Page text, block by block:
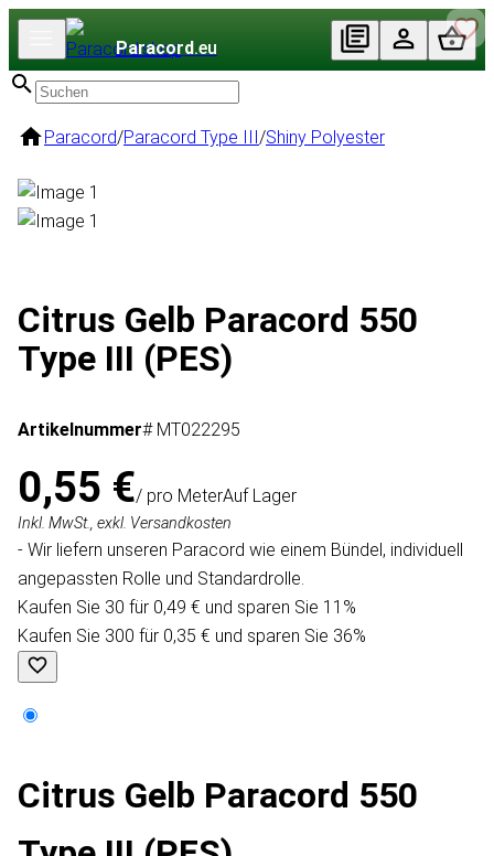
Paracord.eu
Paracord/Paracord Type III/Shiny Polyester
Citrus Gelb Paracord 550
Type III (PES)
Artikelnummer# MT022295
0,55 €/ pro MeterAuf Lager
Inkl. MwSt., exkl. Versandkosten
- Wir liefern unseren Paracord wie einem Bündel, individuell
angepassten Rolle und Standardrolle.
Kaufen Sie 30 für 0,49 € und sparen Sie 11%
Kaufen Sie 300 für 0,35 € und sparen Sie 36%
Citrus Gelb Paracord 550